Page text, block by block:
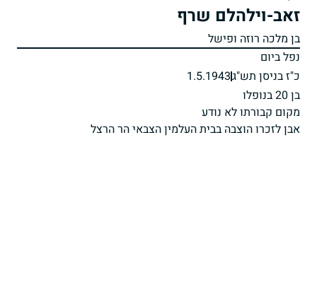
זאב-וילהלם שרף
בן מלכה רוזה ופישל
נפל ביום
כ"ז בניסן תש"ג1.5.1943
בן 20 בנופלו
מקום קבורתו לא נודע
אבן לזכרו הוצבה בבית העלמין הצבאי הר הרצל